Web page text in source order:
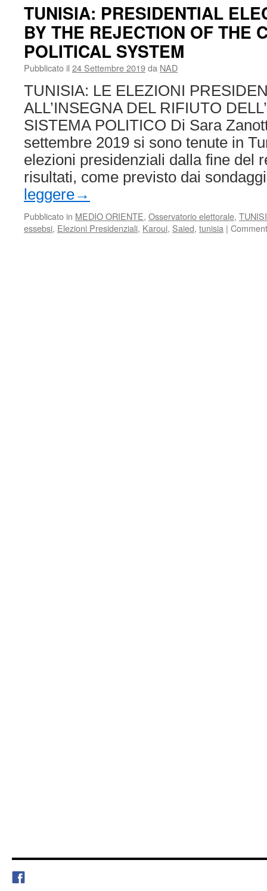
TUNISIA: PRESIDENTIAL
BY THE REJECTION OF THE
POLITICAL SYSTEM
Pubblicato il 24 Settembre 2019da NAD
TUNISIA: LE ELEZIONI
ALL’INSEGNA DEL RIFIUTO
SISTEMA POLITICO Di Sara
settembre 2019 si sono tenute in
elezioni presidenziali dalla fine del
risultati, come previsto dai
leggere→
Pubblicato in MEDIO ORIENTE, Osservatorio elettorale,
essebsi, Elezioni Presidenziali, Karoui, Saied, tunisia |